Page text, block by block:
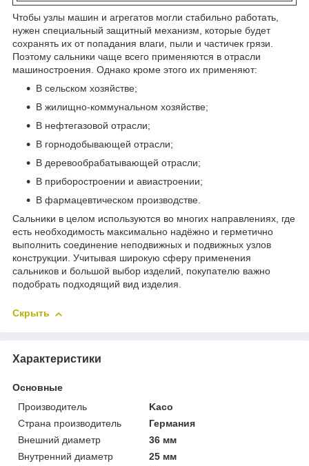
Чтобы узлы машин и агрегатов могли стабильно работать,
нужен специальный защитный механизм, которые будет
сохранять их от попадания влаги, пыли и частичек грязи.
Поэтому сальники чаще всего применяются в отрасли
машиностроения. Однако кроме этого их применяют:
В сельском хозяйстве;
В жилищно-коммунальном хозяйстве;
В нефтегазовой отрасли;
В горнодобывающей отрасли;
В деревообрабатывающей отрасли;
В приборостроении и авиастроении;
В фармацевтическом производстве.
Сальники в целом используются во многих направлениях, где
есть необходимость максимально надёжно и герметично
выполнить соединение неподвижных и подвижных узлов
конструкции. Учитывая широкую сферу применения
сальников и большой выбор изделий, покупателю важно
подобрать подходящий вид изделия.
Скрыть
Характеристики
Основные
Производитель
Kaco
Страна производитель
Германия
Внешний диаметр
36 мм
Внутренний диаметр
25 мм